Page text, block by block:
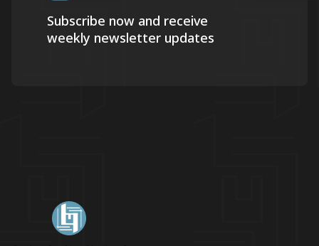
Subscribe now and receive
weekly newsletter updates